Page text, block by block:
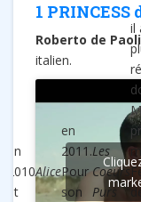
1
Roberto de
italien.
en
2010
et
Alice
en
2011.
Pour
son
Les
Coeurs
Purs
il